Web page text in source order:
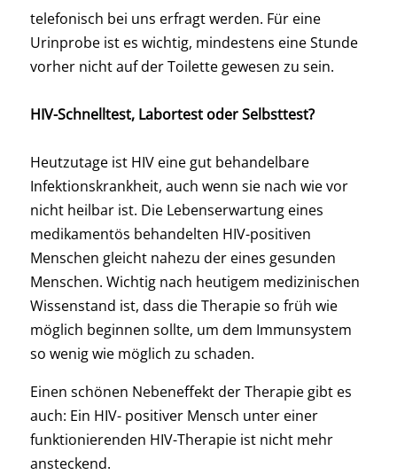
telefonisch bei uns erfragt werden. Für eine
Urinprobe ist es wichtig, mindestens eine Stunde
vorher nicht auf der Toilette gewesen zu sein.
HIV-Schnelltest, Labortest oder Selbsttest?
Heutzutage ist HIV eine gut behandelbare
Infektionskrankheit, auch wenn sie nach wie vor
nicht heilbar ist. Die Lebenserwartung eines
medikamentös behandelten HIV-positiven
Menschen gleicht nahezu der eines gesunden
Menschen. Wichtig nach heutigem medizinischen
Wissenstand ist, dass die Therapie so früh wie
möglich beginnen sollte, um dem Immunsystem
so wenig wie möglich zu schaden.
Einen schönen Nebeneffekt der Therapie gibt es
auch: Ein HIV- positiver Mensch unter einer
funktionierenden HIV-Therapie ist nicht mehr
ansteckend.